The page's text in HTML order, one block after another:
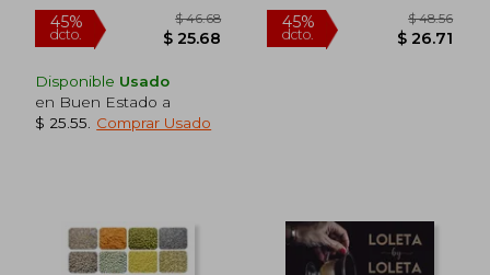
45%
dcto.
$ 52.22
$ 28.72
40%
dcto.
$
$
Disponible Usado
en Buen Estado a
$ 25.55
Comprar Usado